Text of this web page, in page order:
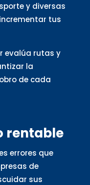
y diversas
tus
evalúa rutas y
la
de cada
rentable
errores que
de
sus